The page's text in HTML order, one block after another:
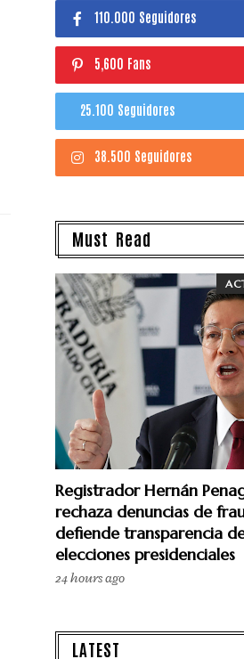
110.000 Seguidores
5,600 Fans
25.100 Seguidores
38.500 Seguidores
Must Read
Registrador Hernán
rechaza denuncias de
defiende transparencia
elecciones presidenciales
24 hours ago
LATEST